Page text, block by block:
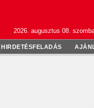
2026. augusztus 08.
HIRDETÉSFELADÁS